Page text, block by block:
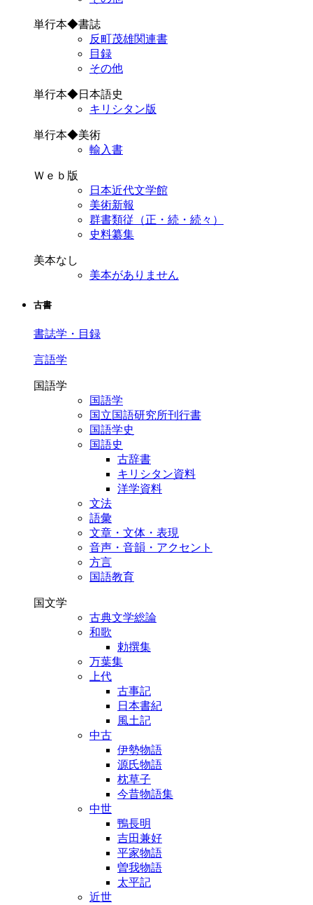
単行本◆書誌
反町茂雄関連書
目録
その他
単行本◆日本語史
キリシタン版
単行本◆美術
輸入書
Ｗｅｂ版
日本近代文学館
美術新報
群書類従（正・続・続々）
史料纂集
美本なし
美本がありません
古書
書誌学・目録
言語学
国語学
国語学
国立国語研究所刊行書
国語学史
国語史
古辞書
キリシタン資料
洋学資料
文法
語彙
文章・文体・表現
音声・音韻・アクセント
方言
国語教育
国文学
古典文学総論
和歌
勅撰集
万葉集
上代
古事記
日本書紀
風土記
中古
伊勢物語
源氏物語
枕草子
今昔物語集
中世
鴨長明
吉田兼好
平家物語
曽我物語
太平記
近世